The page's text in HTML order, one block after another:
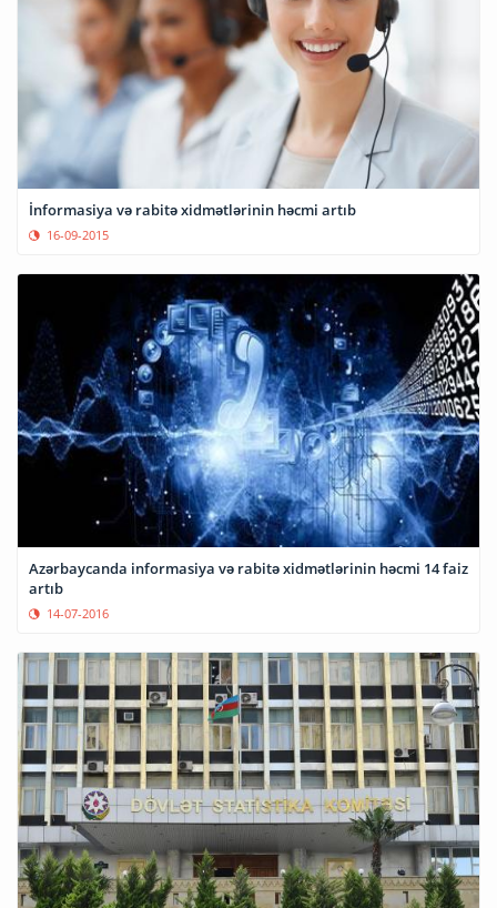
İnformasiya və rabitə xidmətlərinin həcmi artıb
16-09-2015
Azərbaycanda informasiya və rabitə xidmətlərinin həcmi 14 faiz
artıb
14-07-2016